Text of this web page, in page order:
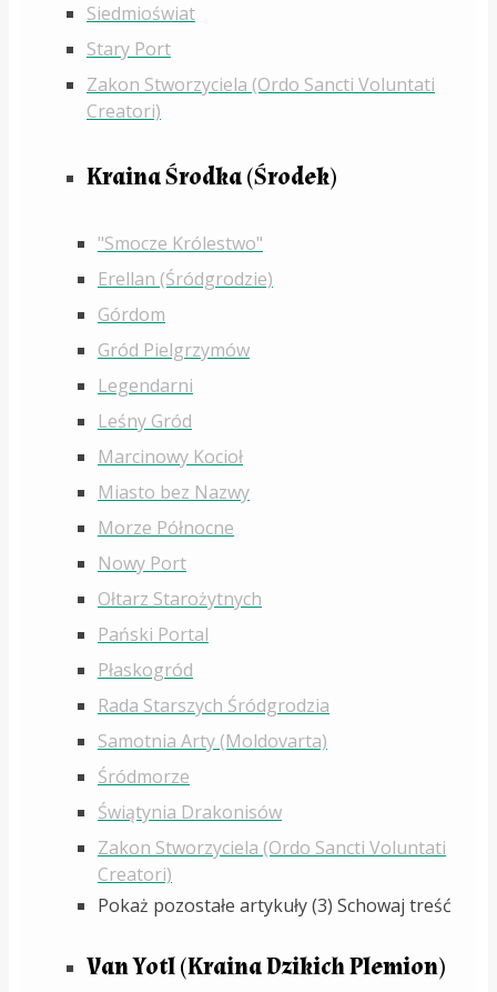
Siedmioświat
Stary Port
Zakon Stworzyciela (Ordo Sancti Voluntati
Creatori)
Kraina Środka (Środek)
"Smocze Królestwo"
Erellan (Śródgrodzie)
Górdom
Gród Pielgrzymów
Legendarni
Leśny Gród
Marcinowy Kocioł
Miasto bez Nazwy
Morze Północne
Nowy Port
Ołtarz Starożytnych
Pański Portal
Płaskogród
Rada Starszych Śródgrodzia
Samotnia Arty (Moldovarta)
Śródmorze
Świątynia Drakonisów
Zakon Stworzyciela (Ordo Sancti Voluntati
Creatori)
Pokaż pozostałe artykuły (3) Schowaj treść
Van Yotl (Kraina Dzikich Plemion)